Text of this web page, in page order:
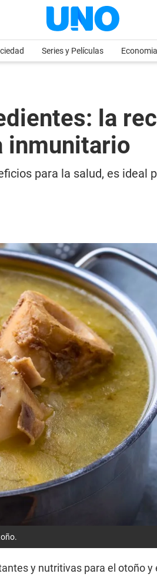
Series y Películas Economia
la
inmunitario
para la salud, es
y nutritivas para el otoño y